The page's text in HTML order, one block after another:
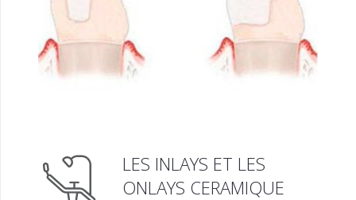
LES INLAYS ET LES
ONLAYS CERAMIQUE